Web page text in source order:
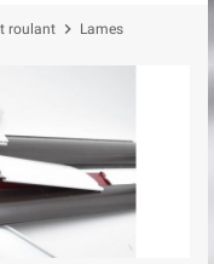
roulant chevron_right Lames